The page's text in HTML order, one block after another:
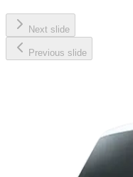
Next slide
Previous slide